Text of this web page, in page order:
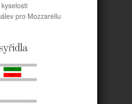
pro Mozzarellu